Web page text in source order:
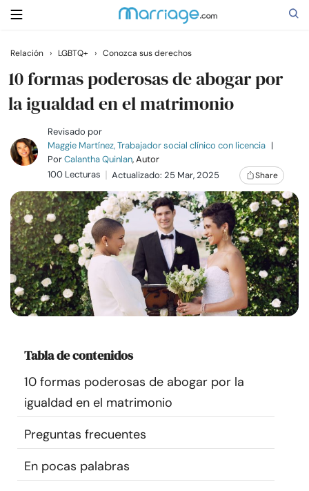
Buscar
Casarse
Relaciones
Familia
Ayuda
Cursos
Comunidad
Encuentra un terapeuta
Idioma
Relación › LGBTQ+ › Conozca sus derechos
10 formas poderosas de abogar por
la igualdad en el matrimonio
Revisado por
Maggie Martínez, Trabajador social clínico con licencia |
PorCalantha Quinlan, Autor
100 Lecturas
Actualizado: 25 Mar, 2025 Share
Tabla de contenidos
10 formas poderosas de abogar por la
igualdad en el matrimonio
Preguntas frecuentes
En pocas palabras